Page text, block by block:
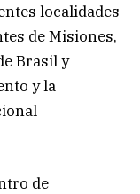
localidades
de Misiones,
Brasil y
y la
de